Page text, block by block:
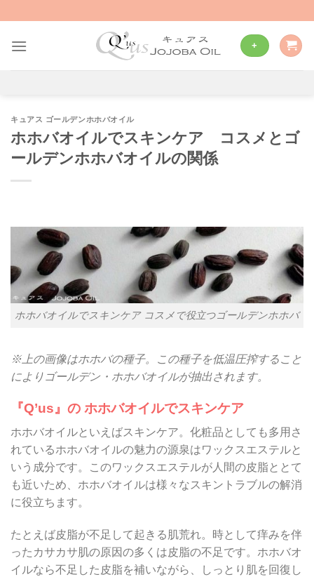
content
+
キュアス ゴールデンホホバオイル
ホホバオイルでスキンケア コスメとゴ
ールデンホホバオイルの関係
ホホバオイルでスキンケア コスメで役立つゴールデンホホバ
※上の画像はホホバの種子。この種子を低温圧搾すること
によりゴールデン・ホホバオイルが抽出されます。
『Q’us』の ホホバオイルでスキンケア
ホホバオイルといえばスキンケア。化粧品としても多用さ
れているホホバオイルの魅力の源泉はワックスエステルと
いう成分です。このワックスエステルが人間の皮脂ととて
も近いため、ホホバオイルは様々なスキントラブルの解消
に役立ちます。
たとえば皮脂が不足して起きる肌荒れ。時として痒みを伴
ったカサカサ肌の原因の多くは皮脂の不足です。ホホバオ
イルなら不足した皮脂を補いながら、しっとり肌を回復し